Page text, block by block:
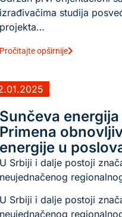
studija
opširnije
energija
u
Srbiji i dalje postoji
Srbiji i dalje postoji